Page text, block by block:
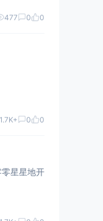
477 0 0
1.7K+ 0 0
星星地开